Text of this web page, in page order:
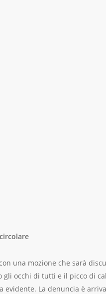
una mozione che sarà
gli occhi di tutti e il picco di
La denuncia è